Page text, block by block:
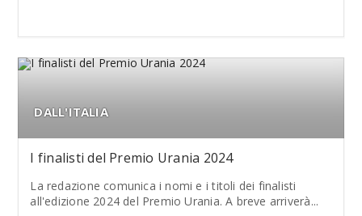
DALL'ITALIA
I finalisti del Premio Urania 2024
La redazione comunica i nomi e i titoli dei finalisti
all'edizione 2024 del Premio Urania. A breve arriverà...